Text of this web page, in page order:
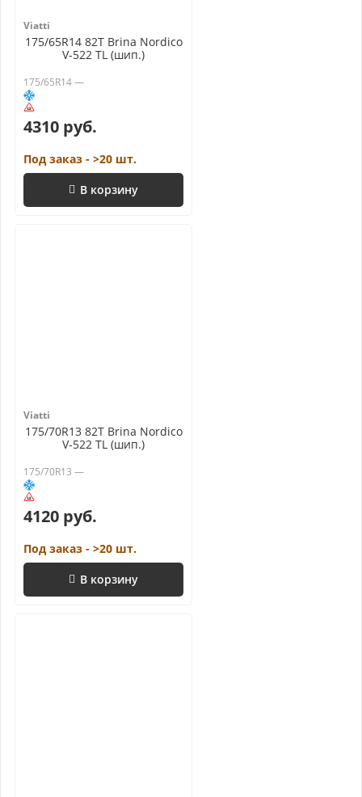
Viatti
175/65R14 82T Brina Nordico
V-522 TL (шип.)
175/65R14 —
4310 руб.
Под заказ - >20 шт.
В корзину
Viatti
175/70R13 82T Brina Nordico
V-522 TL (шип.)
175/70R13 —
4120 руб.
Под заказ - >20 шт.
В корзину